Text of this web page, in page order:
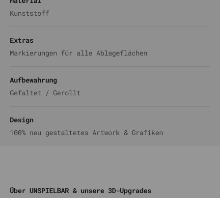
Kunststoff
Extras
Markierungen für alle Ablageflächen
Aufbewahrung
Gefaltet / Gerollt
Design
100% neu gestaltetes Artwork & Grafiken
Über UNSPIELBAR & unsere 3D-Upgrades